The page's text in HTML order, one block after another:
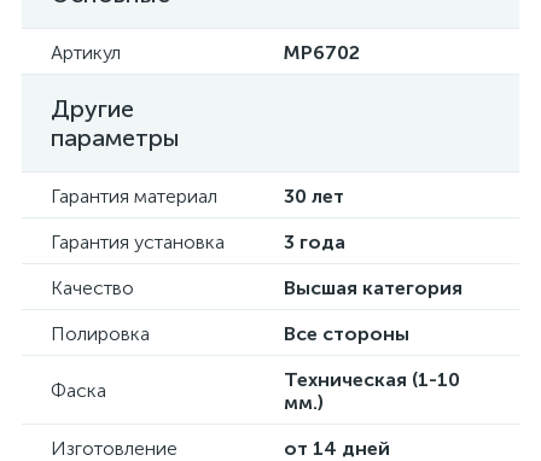
Артикул MP6702
Другие
параметры
Гарантия материал
30 лет
Гарантия установка
3 года
Качество
Высшая категория
Полировка
Все стороны
Фаска
Техническая (1-10
мм.)
Изготовление
от 14 дней